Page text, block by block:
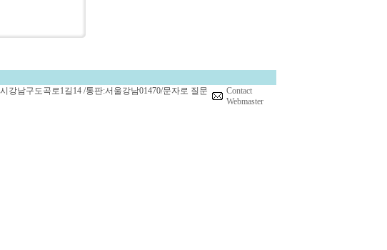
강남구도곡로1길14 /통판:서울강남01470/문자로 질문
Contact
Webmaster